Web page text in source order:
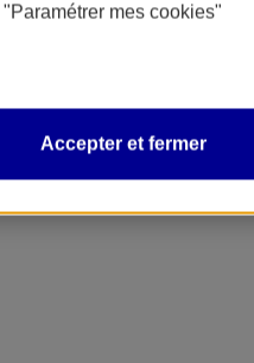
"Paramétrer mes cookies"
Accepter et fermer